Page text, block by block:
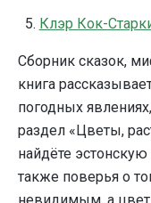
5. Клэр Кок-
Сборник сказок,
книга
погодных
раздел «Цветы,
найдёте
также поверья о